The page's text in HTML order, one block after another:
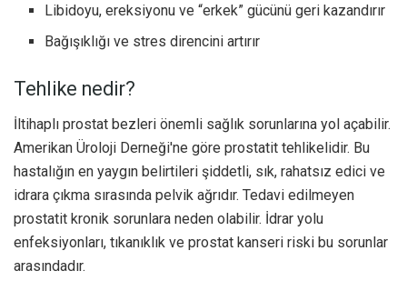
Libidoyu, ereksiyonu ve “erkek” gücünü geri kazandırır
Bağışıklığı ve stres direncini artırır
Tehlike nedir?
İltihaplı prostat bezleri önemli sağlık sorunlarına yol açabilir.
Amerikan Üroloji Derneği'ne göre prostatit tehlikelidir. Bu
hastalığın en yaygın belirtileri şiddetli, sık, rahatsız edici ve
idrara çıkma sırasında pelvik ağrıdır. Tedavi edilmeyen
prostatit kronik sorunlara neden olabilir. İdrar yolu
enfeksiyonları, tıkanıklık ve prostat kanseri riski bu sorunlar
arasındadır.